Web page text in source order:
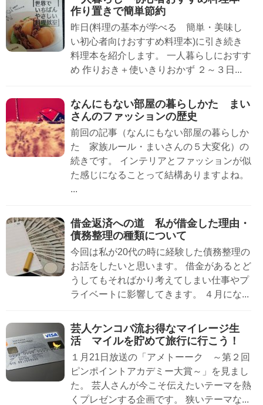
作り置きで簡単節約
昨日(料理の基本が学べる 簡単・美味し
い初心者向けおすすめ料理本)に引き続き
料理本を紹介します。 一人暮らしにおすす
め 作りおき＋使いきりおかず ２～３日...
なんにもない部屋の暮らしかた まい
さんのファッションの歴史
前回の記事（なんにもない部屋の暮らしか
た 家族ルール・まいさんの５大変化）の
続きです。 インテリアとファッションが似
た感じになることって結構ありますよね。
...
借金返済への道 私が借金した理由・
債務整理の種類について
今回は私が20代の時に経験した債務整理の
お話をしたいと思います。 借金があるとど
うしてもそればかり考えてしまい仕事やプ
ライベートに影響してきます。 ４月にな...
芸人ケンコバ流お得なマイレージ生
活 マイルを貯めて旅行に行こう！
１月21日放送の「アメトーーク ～第２回
ピンポイントアカデミー大賞～」を見まし
た。 芸人さんが今こそ伝えたいテーマを熱
くプレゼンする企画です。 狭いテーマな...